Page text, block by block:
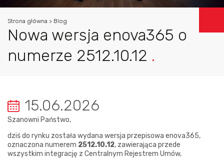
Strona główna > Blog
Nowa wersja enova365 o
numerze 2512.10.12 .
15.06.2026
Szanowni Państwo,
dziś do rynku została wydana wersja przepisowa enova365,
oznaczona numerem 2512.10.12, zawierająca przede
wszystkim integrację z Centralnym Rejestrem Umów,